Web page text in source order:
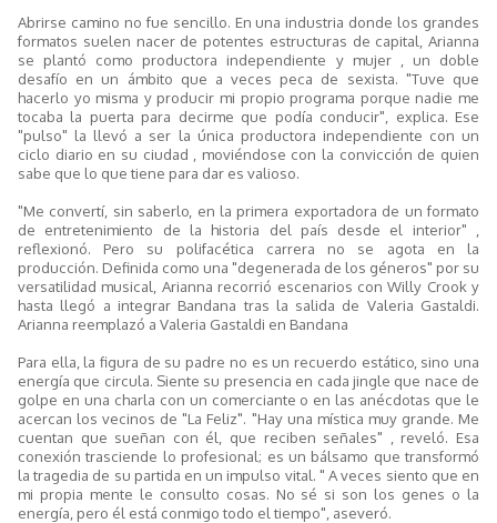
Abrirse camino no fue sencillo. En una industria donde los grandes
formatos suelen nacer de potentes estructuras de capital, Arianna
se plantó como productora independiente y mujer , un doble
desafío en un ámbito que a veces peca de sexista. "Tuve que
hacerlo yo misma y producir mi propio programa porque nadie me
tocaba la puerta para decirme que podía conducir", explica. Ese
"pulso" la llevó a ser la única productora independiente con un
ciclo diario en su ciudad , moviéndose con la convicción de quien
sabe que lo que tiene para dar es valioso.
"Me convertí, sin saberlo, en la primera exportadora de un formato
de entretenimiento de la historia del país desde el interior" ,
reflexionó. Pero su polifacética carrera no se agota en la
producción. Definida como una "degenerada de los géneros" por su
versatilidad musical, Arianna recorrió escenarios con Willy Crook y
hasta llegó a integrar Bandana tras la salida de Valeria Gastaldi.
Arianna reemplazó a Valeria Gastaldi en Bandana
Para ella, la figura de su padre no es un recuerdo estático, sino una
energía que circula. Siente su presencia en cada jingle que nace de
golpe en una charla con un comerciante o en las anécdotas que le
acercan los vecinos de "La Feliz". "Hay una mística muy grande. Me
cuentan que sueñan con él, que reciben señales" , reveló. Esa
conexión trasciende lo profesional; es un bálsamo que transformó
la tragedia de su partida en un impulso vital. " A veces siento que en
mi propia mente le consulto cosas. No sé si son los genes o la
energía, pero él está conmigo todo el tiempo", aseveró.